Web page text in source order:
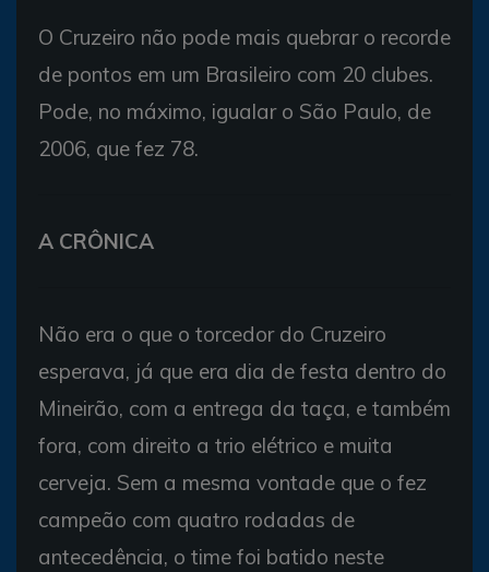
O Cruzeiro não pode mais quebrar o recorde
de pontos em um Brasileiro com 20 clubes.
Pode, no máximo, igualar o São Paulo, de
2006, que fez 78.
A CRÔNICA
Não era o que o torcedor do Cruzeiro
esperava, já que era dia de festa dentro do
Mineirão, com a entrega da taça, e também
fora, com direito a trio elétrico e muita
cerveja. Sem a mesma vontade que o fez
campeão com quatro rodadas de
antecedência, o time foi batido neste